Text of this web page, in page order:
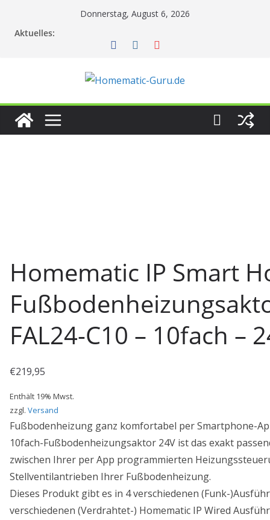
Donnerstag, August 6, 2026
Aktuelles:
Homematic IP Smart
FAL24-C10 – 10fach –
€219,95
Enthält 19% Mwst.
zzgl. Versand
Fußbodenheizung ganz komfortabel per Smartphone-
10fach-Fußbodenheizungsaktor 24V ist das exakt
zwischen Ihrer per App programmierten
Stellventilantrieben Ihrer Fußbodenheizung.
Dieses Produkt gibt es in 4 verschiedenen (Funk-
verschiedenen (Verdrahtet-) Homematic IP Wired